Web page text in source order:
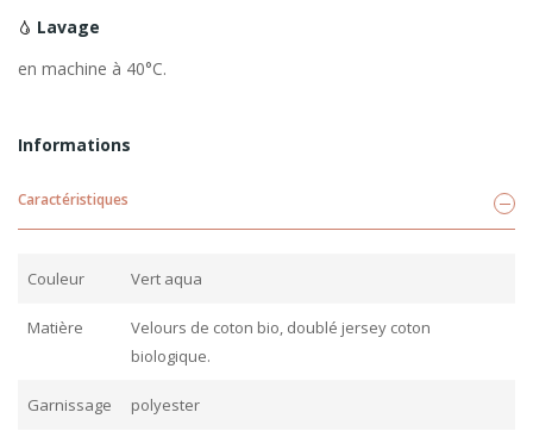
Lavage
en machine à 40°C.
Informations
Caractéristiques
Couleur Vert aqua
Matière
Velours de coton bio, doublé jersey coton
biologique.
Garnissage polyester